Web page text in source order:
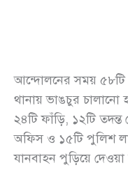
আন্দোলনের সময় ৫৮টি
থানায় ভাঙচুর
২৪টি ফাঁড়ি, ১২টি তদন্ত
অফিস ও ১৫টি পুলিশ
যানবাহন পুড়িয়ে